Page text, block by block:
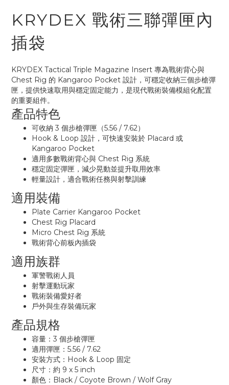
KRYDEX 戰術三聯彈匣內
插袋
KRYDEX Tactical Triple Magazine Insert 專為戰術背心與
Chest Rig 的 Kangaroo Pocket 設計，可穩定收納三個步槍彈
匣，提供快速取用與穩定固定能力，是現代戰術裝備模組化配置
的重要組件。
產品特色
可收納 3 個步槍彈匣（5.56 / 7.62）
Hook & Loop 設計，可快速安裝於 Placard 或
Kangaroo Pocket
適用多數戰術背心與 Chest Rig 系統
穩定固定彈匣，減少晃動並提升取用效率
輕量設計，適合戰術任務與射擊訓練
適用裝備
Plate Carrier Kangaroo Pocket
Chest Rig Placard
Micro Chest Rig 系統
戰術背心前板內插袋
適用族群
軍警戰術人員
射擊運動玩家
戰術裝備愛好者
戶外與生存裝備玩家
產品規格
容量：3 個步槍彈匣
適用彈匣：5.56 / 7.62
安裝方式：Hook & Loop 固定
尺寸：約 9 x 5 inch
顏色：Black / Coyote Brown / Wolf Gray